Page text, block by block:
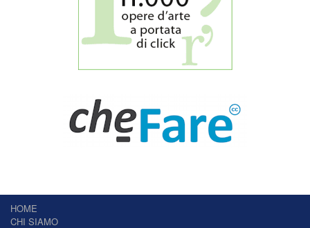
HOME
CHI SIAMO